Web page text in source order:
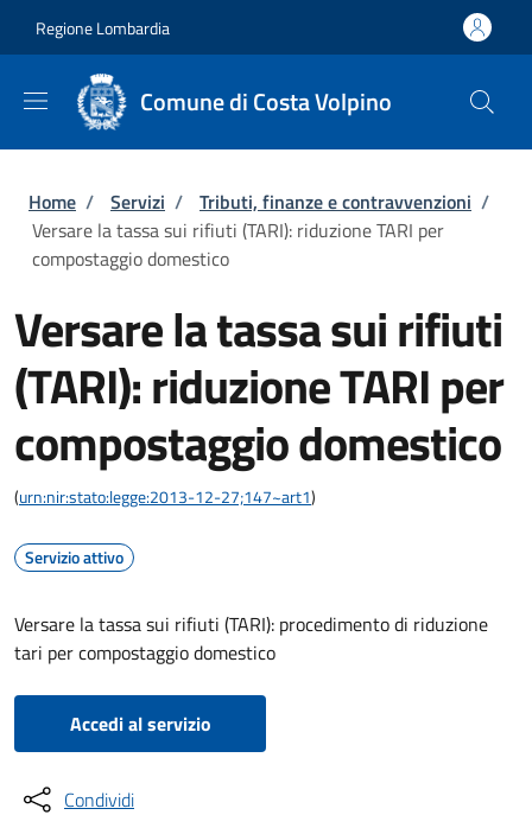
Regione Lombardia
Comune di Costa Volpino
Briciole di pane
Home / Servizi / Tributi, finanze e contravvenzioni /
Versare la tassa sui rifiuti (TARI): riduzione TARI per
compostaggio domestico
Versare la tassa sui rifiuti
(TARI): riduzione TARI per
compostaggio domestico
(urn:nir:stato:legge:2013-12-27;147~art1)
Servizio attivo
Versare la tassa sui rifiuti (TARI): procedimento di riduzione
tari per compostaggio domestico
Accedi al servizio
Condividi